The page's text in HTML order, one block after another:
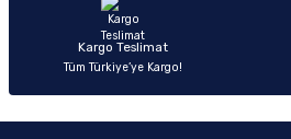
Kargo Teslimat
Tüm Türkiye’ye Kargo!